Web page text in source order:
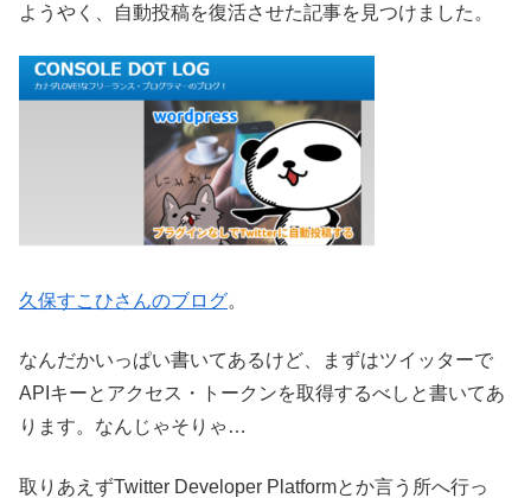
ようやく、自動投稿を復活させた記事を見つけました。
久保すこひさんのブログ。
なんだかいっぱい書いてあるけど、まずはツイッターで
APIキーとアクセス・トークンを取得するべしと書いてあ
ります。なんじゃそりゃ…
取りあえずTwitter Developer Platformとか言う所へ行っ